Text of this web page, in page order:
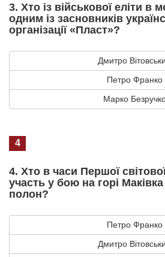
3. Хто із військової еліти в
одним із засновників
організації «Пласт»?
Дмитро
Петро Франко
Марко
4
4. Хто в часи Першої
участь у бою на горі
полон?
Петро Франко
Дмитро